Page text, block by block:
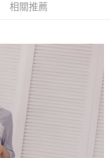
交易確認頁面所載為準。
於每月結算日後寄送繳費提
／台灣大直營門市／銀行轉
下簡稱本公司）所提供，讓
並由商店將買賣／分期付款
單繳交帳款。
支付方式。 讓您購物簡單
跳轉至「AFTEE先享後付」
成結帳。
的連結，可透過四大超商／
交易完成。
若您需要取消訂單，請聯絡
為有效，需透過AFTEE先享
相關推薦